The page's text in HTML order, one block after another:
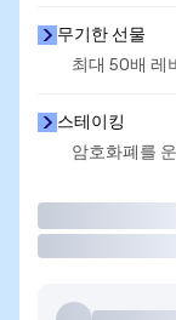
무기한 선물
최대 50배 레
스테이킹
암호화폐를